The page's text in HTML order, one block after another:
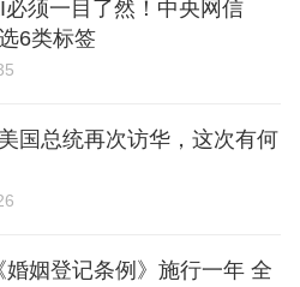
须一目了然！中央网信
6类标签
国总统再次访华，这次有何
姻登记条例》施行一年 全